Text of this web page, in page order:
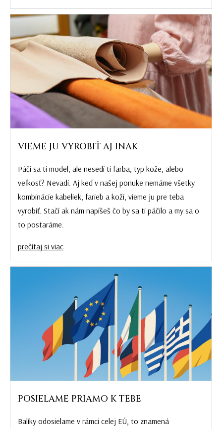
VIEME JU VYROBIŤ AJ INAK
Páči sa ti model, ale nesedí ti farba, typ kože, alebo
veľkosť? Nevadí. Aj keď v našej ponuke nemáme všetky
kombinácie kabeliek, farieb a koží, vieme ju pre teba
vyrobiť. Stačí ak nám napíšeš čo by sa ti páčilo a my sa o
to postaráme.
prečítaj si viac
POSIELAME PRIAMO K TEBE
Balíky odosielame v rámci celej EÚ, to znamená